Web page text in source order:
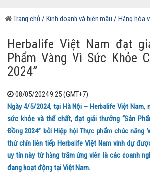
Trang chủ/ Kinh doanh và biên mậu / Hàng hóa
Herbalife Việt Nam đạt
Phẩm Vàng Vì Sức Khỏe
2024”
08/05/2024 9:25 (GMT+7)
Ngày 4/5/2024, tại Hà Nội – Herbalife Việt Nam,
sức khỏe và thể chất, đạt giải thưởng “Sản
Đồng 2024” bởi Hiệp hội Thực phẩm chức năng
thứ chín liên tiếp Herbalife Việt Nam vinh dự
uy tín này từ hàng trăm ứng viên là các doanh
đang hoạt động tại Việt Nam.